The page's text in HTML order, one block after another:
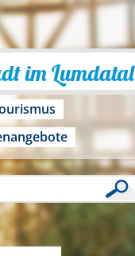
im Lumdatal